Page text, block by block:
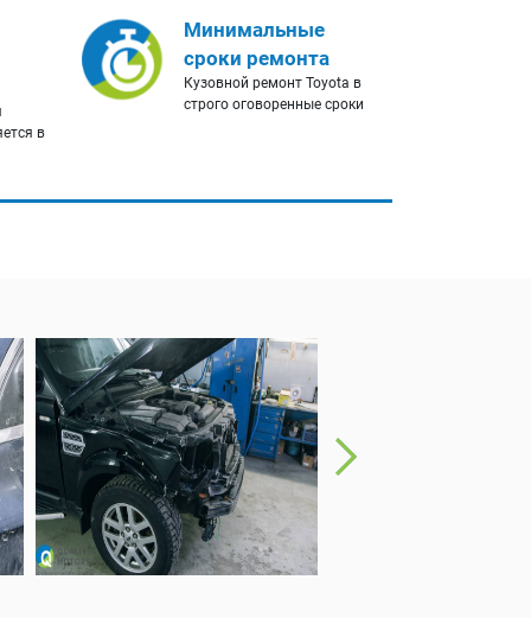
в
Минимальные
сроки ремонта
Кузовной ремонт Toyota в
строго оговоренные сроки